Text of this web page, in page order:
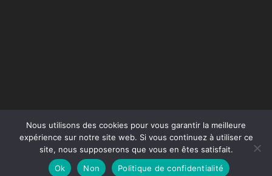
Conception du site :Agence Jus de Citron
Nous utilisons des cookies pour vous garantir la meilleure
expérience sur notre site web. Si vous continuez à utiliser ce
site, nous supposerons que vous en êtes satisfait.
Ok
Non Politique de confidentialité